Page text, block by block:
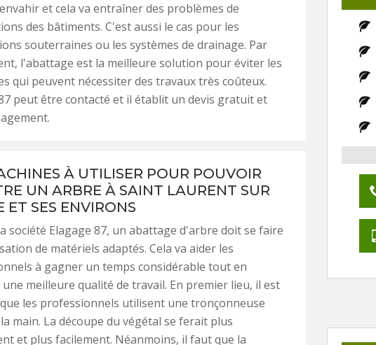
et cela va entraîner des problèmes de
des bâtiments. C'est aussi le cas pour les
souterraines ou les systèmes de drainage. Par
l'abattage est la meilleure solution pour éviter les
qui peuvent nécessiter des travaux très coûteux.
peut être contacté et il établit un devis gratuit et
À UTILISER POUR POUVOIR
UN ARBRE À SAINT LAURENT SUR
ET SES ENVIRONS
société Elagage 87, un abattage d'arbre doit se faire
de matériels adaptés. Cela va aider les
à gagner un temps considérable tout en
meilleure qualité de travail. En premier lieu, il est
les professionnels utilisent une tronçonneuse
main. La découpe du végétal se ferait plus
et plus facilement. Néanmoins, il faut que la